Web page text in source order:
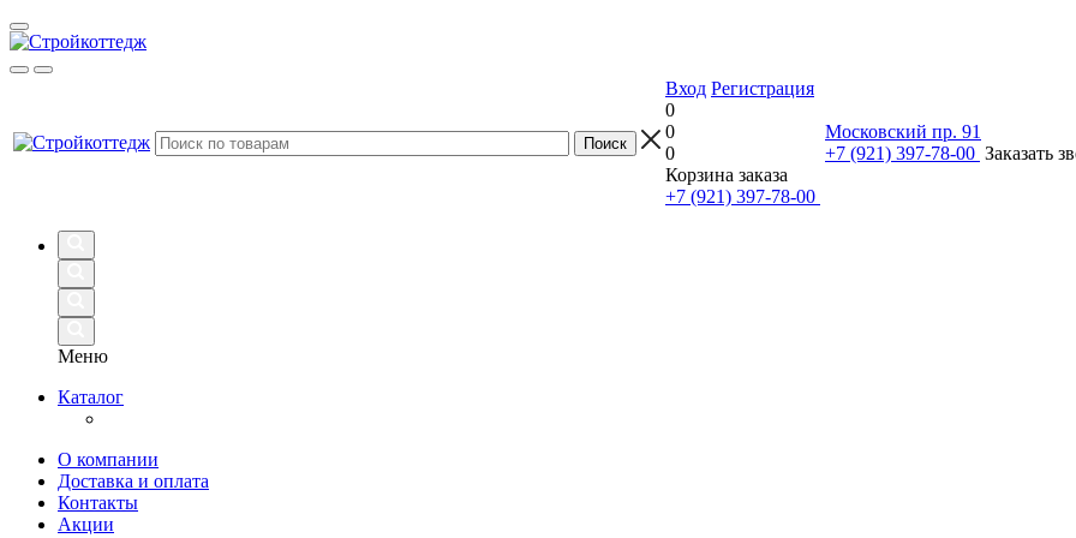
Вход Регистрация
0
0
0
Корзина заказа
+7 (921) 397-78-00
Московский пр. 91
+7 (921) 397-78-00 Заказать
Меню
Каталог
О компании
Доставка и оплата
Контакты
Акции